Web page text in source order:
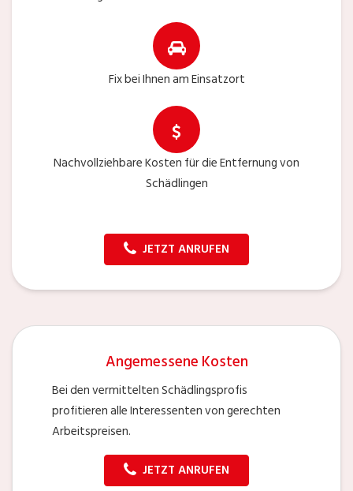
Fix bei Ihnen am Einsatzort
Nachvollziehbare Kosten für die Entfernung von
Schädlingen
JETZT ANRUFEN
Angemessene Kosten
Bei den vermittelten Schädlingsprofis
profitieren alle Interessenten von gerechten
Arbeitspreisen.
JETZT ANRUFEN